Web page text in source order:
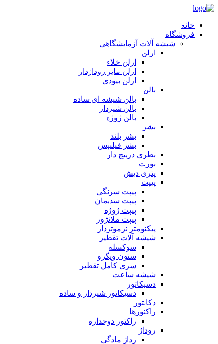
خانه
فروشگاه
شیشه آلات آزمایشگاهی
ارلن
ارلن خلاء
ارلن مایر روداژدار
ارلن بیودی
بالن
بالن شیشه ای ساده
بالن شیردار
بالن ژوژه
بشر
بشر بلند
بشر فیلیپس
بطری درپیچ دار
بورت
پتری دیش
پیپت
پیپت سرنگی
پیپت سدیمان
پیپت ژوژه
پیپت ملانژور
پیکنومتر ترموتردار
شیشه آلات تقطیر
سوکسله
ستون ویگرو
سری کامل تقطیر
شیشه ساعت
دسیکاتور
دسیکاتور شیردار و ساده
دکانتور
راکتورها
راکتور دوجداره
روداژ
رداژ مادگی